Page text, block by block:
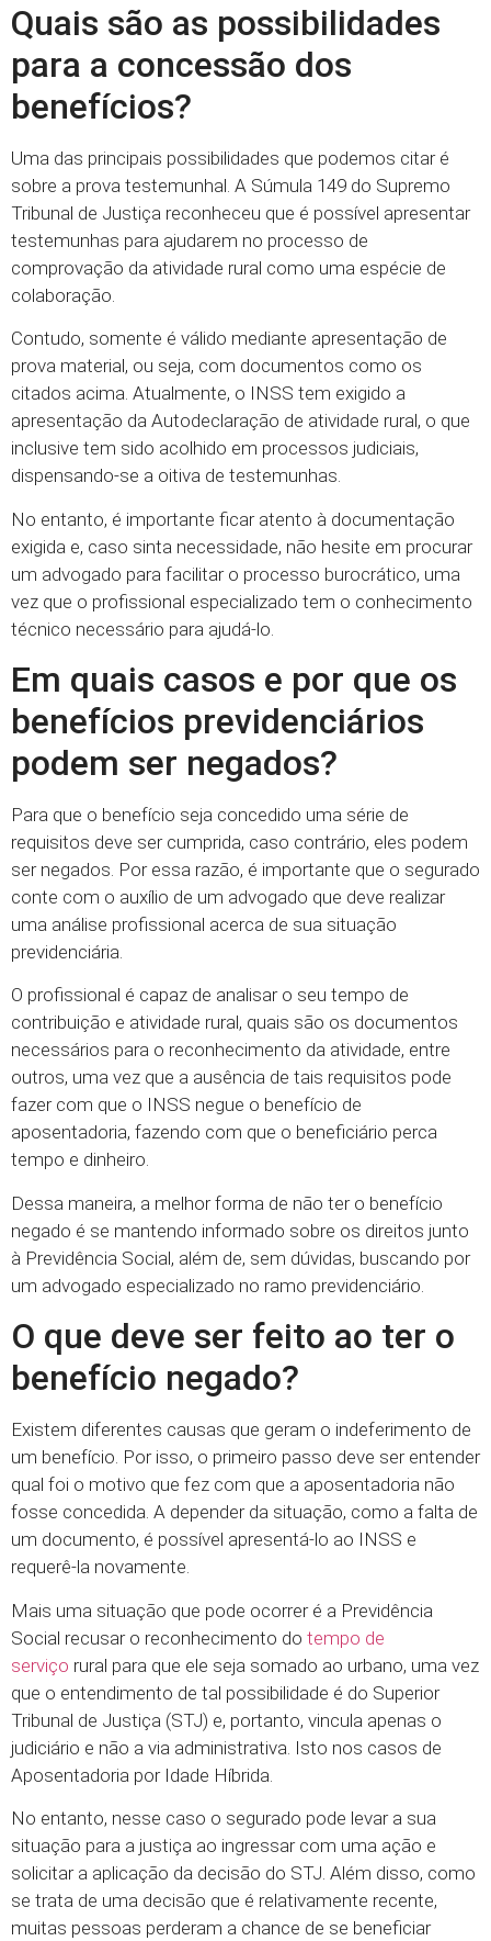
Quais são as possibilidades
para a concessão dos
benefícios?
Uma das principais possibilidades que podemos citar é
sobre a prova testemunhal. A Súmula 149 do Supremo
Tribunal de Justiça reconheceu que é possível apresentar
testemunhas para ajudarem no processo de
comprovação da atividade rural como uma espécie de
colaboração.
Contudo, somente é válido mediante apresentação de
prova material, ou seja, com documentos como os
citados acima. Atualmente, o INSS tem exigido a
apresentação da Autodeclaração de atividade rural, o que
inclusive tem sido acolhido em processos judiciais,
dispensando-se a oitiva de testemunhas.
No entanto, é importante ficar atento à documentação
exigida e, caso sinta necessidade, não hesite em procurar
um advogado para facilitar o processo burocrático, uma
vez que o profissional especializado tem o conhecimento
técnico necessário para ajudá-lo.
Em quais casos e por que os
benefícios previdenciários
podem ser negados?
Para que o benefício seja concedido uma série de
requisitos deve ser cumprida, caso contrário, eles podem
ser negados. Por essa razão, é importante que o segurado
conte com o auxílio de um advogado que deve realizar
uma análise profissional acerca de sua situação
previdenciária.
O profissional é capaz de analisar o seu tempo de
contribuição e atividade rural, quais são os documentos
necessários para o reconhecimento da atividade, entre
outros, uma vez que a ausência de tais requisitos pode
fazer com que o INSS negue o benefício de
aposentadoria, fazendo com que o beneficiário perca
tempo e dinheiro.
Dessa maneira, a melhor forma de não ter o benefício
negado é se mantendo informado sobre os direitos junto
à Previdência Social, além de, sem dúvidas, buscando por
um advogado especializado no ramo previdenciário.
O que deve ser feito ao ter o
benefício negado?
Existem diferentes causas que geram o indeferimento de
um benefício. Por isso, o primeiro passo deve ser entender
qual foi o motivo que fez com que a aposentadoria não
fosse concedida. A depender da situação, como a falta de
um documento, é possível apresentá-lo ao INSS e
requerê-la novamente.
Mais uma situação que pode ocorrer é a Previdência
Social recusar o reconhecimento do tempo de
serviço rural para que ele seja somado ao urbano, uma vez
que o entendimento de tal possibilidade é do Superior
Tribunal de Justiça (STJ) e, portanto, vincula apenas o
judiciário e não a via administrativa. Isto nos casos de
Aposentadoria por Idade Híbrida.
No entanto, nesse caso o segurado pode levar a sua
situação para a justiça ao ingressar com uma ação e
solicitar a aplicação da decisão do STJ. Além disso, como
se trata de uma decisão que é relativamente recente,
muitas pessoas perderam a chance de se beneficiar